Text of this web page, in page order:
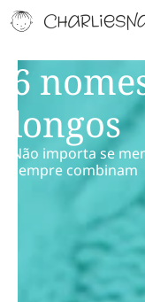
6
longos
Não importa se
sempre combinam